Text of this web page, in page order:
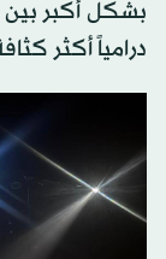
بشكل أكبر بين
درامياً أكثر